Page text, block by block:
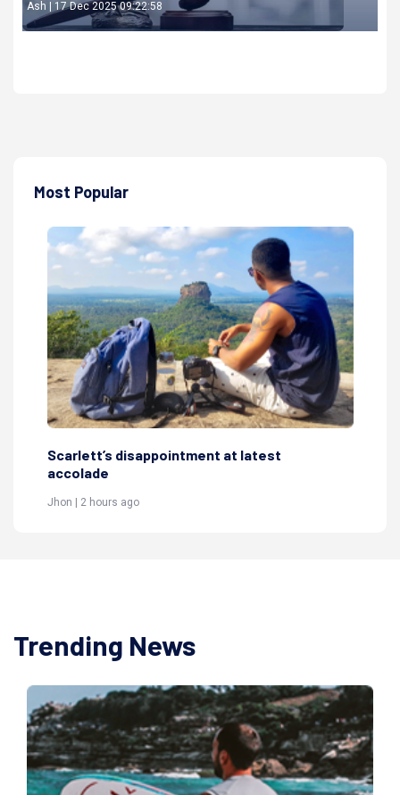
Ash | 17 Dec 2025 09:22:58
Most Popular
Scarlett’s disappointment at latest
accolade
Jhon | 2 hours ago
Trending News